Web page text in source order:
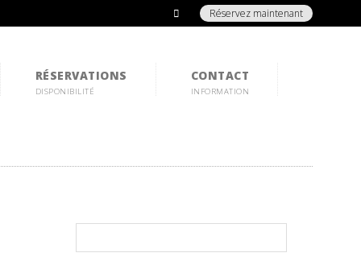
Réservez maintenant
RÉSERVATIONS
DISPONIBILITÉ
CONTACT
INFORMATION